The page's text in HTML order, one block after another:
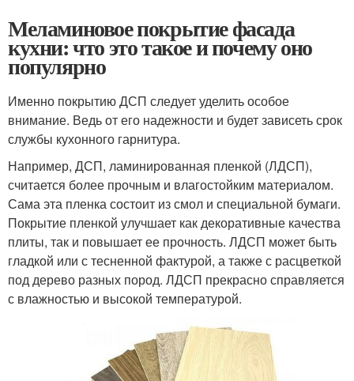
Меламиновое покрытие фасада
кухни: что это такое и почему оно
популярно
Именно покрытию ДСП следует уделить особое
внимание. Ведь от его надежности и будет зависеть срок
службы кухонного гарнитура.
Например, ДСП, ламинированная пленкой (ЛДСП),
считается более прочным и влагостойким материалом.
Сама эта пленка состоит из смол и специальной бумаги.
Покрытие пленкой улучшает как декоративные качества
плиты, так и повышает ее прочность. ЛДСП может быть
гладкой или с тесненной фактурой, а также с расцветкой
под дерево разных пород. ЛДСП прекрасно справляется
с влажностью и высокой температурой.